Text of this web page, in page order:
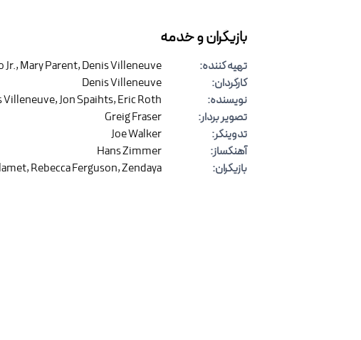
بازیگران و خدمه
تهیه کننده:
Jr.,Mary Parent,Denis Villeneuve
کارگردان:
Denis Villeneuve
نویسنده:
Villeneuve,Jon Spaihts,Eric Roth
تصویر بردار:
Greig Fraser
تدوینگر:
Joe Walker
آهنگساز:
Hans Zimmer
بازیگران:
,Rebecca Ferguson,Zendaya